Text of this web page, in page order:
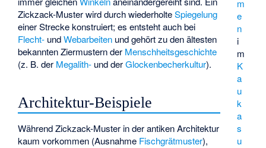
m
e
n
i
m
K
a
u
k
a
s
u
Zickzack-Muster wird durch wiederholteSpiegelung
einer Strecke konstruiert; es entsteht auch bei
Flecht- undWebarbeiten und gehört zu den ältesten
bekannten Ziermustern der Menschheitsgeschichte
(z. B. der Megalith- und derGlockenbecherkultur).
Architektur-Beispiele
Während Zickzack-Muster in der antiken Architektur
kaum vorkommen (Ausnahme Fischgrätmuster),